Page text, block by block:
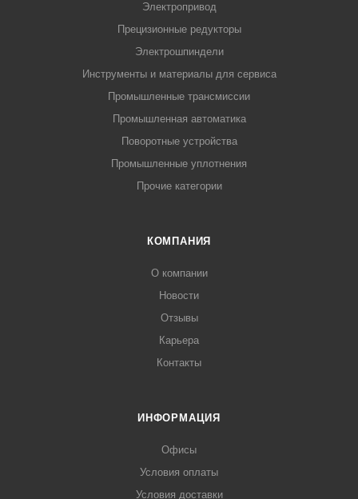
Электропривод
Прецизионные редукторы
Электрошпиндели
Инструменты и материалы для сервиса
Промышленные трансмиссии
Промышленная автоматика
Поворотные устройства
Промышленные уплотнения
Прочие категории
КОМПАНИЯ
О компании
Новости
Отзывы
Карьера
Контакты
ИНФОРМАЦИЯ
Офисы
Условия оплаты
Условия доставки